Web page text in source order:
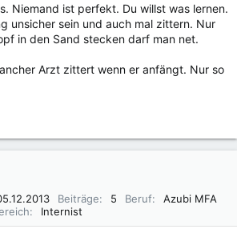
Niemand ist perfekt. Du willst was lernen.
unsicher sein und auch mal zittern. Nur
in den Sand stecken darf man net.
Arzt zittert wenn er anfängt. Nur so
Beiträge 5 Beruf
Azubi MFA
Internist